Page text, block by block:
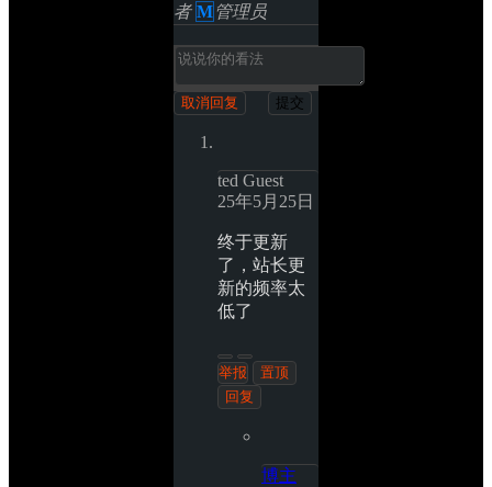
者 M 管理员
取消回复 提交
ted Guest
25年5月25日
终于更新
了，站长更
新的频率太
低了
举报
置顶
回复
博主